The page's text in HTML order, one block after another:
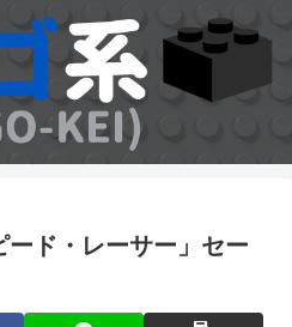
ード・レーサー」セー